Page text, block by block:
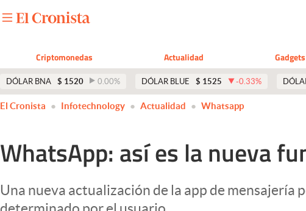
Apertura
Clase
Mundial 2026
Criptomonedas Actualidad Gadgets
DÓLAR BNA $ 1520 0.00% DÓLAR BLUE $ 1525 -0.33%
El Cronista Infotechnology Actualidad Whatsapp
WhatsApp: así es la nueva
Una nueva actualización de la app de